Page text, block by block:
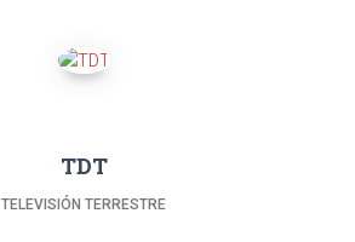
TDT
TELEVISIÓN TERRESTRE